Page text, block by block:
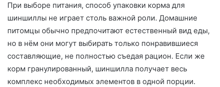
При выборе питания, способ упаковки корма для
шиншиллы не играет столь важной роли. Домашние
питомцы обычно предпочитают естественный вид еды,
но в нём они могут выбирать только понравившиеся
составляющие, не полностью съедая рацион. Если же
корм гранулированный, шиншилла получает весь
комплекс необходимых элементов в одной порции.